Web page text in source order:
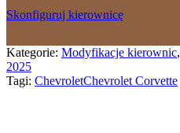
Skonfiguruj kierownicę
Kategorie: Modyfikacje kierownic,
2025
Tagi: ChevroletChevrolet Corvette